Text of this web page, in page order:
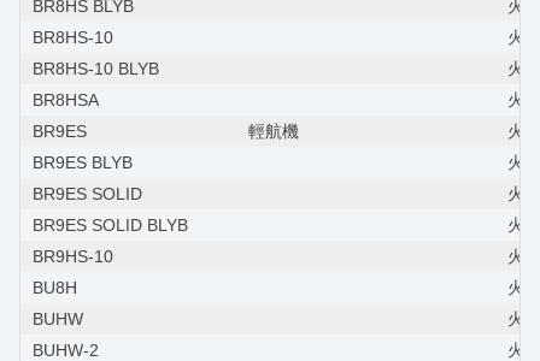
BR8HS BLYB
火
BR8HS-10
火
BR8HS-10 BLYB
火
BR8HSA
火
BR9ES
輕航機
火
BR9ES BLYB
火
BR9ES SOLID
火
BR9ES SOLID BLYB
火
BR9HS-10
火
BU8H
火
BUHW
火
BUHW-2
火